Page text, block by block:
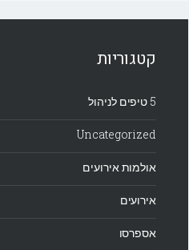
קטגוריות
5 טיפים לניהול
Uncategorized
אולמות אירועים
אירועים
אספרסו